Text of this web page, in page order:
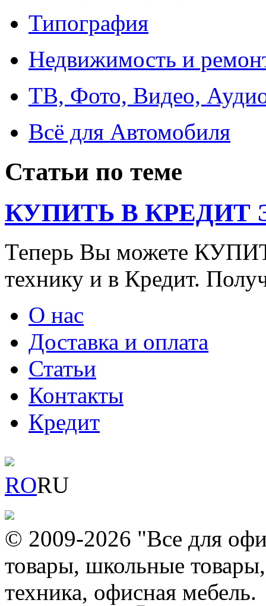
Типография
Недвижимость и
ТВ, Фото, Видео,
Всё для Автомобиля
Статьи по теме
КУПИТЬ В КРЕДИТ
Теперь Вы можете
технику и в Кредит.
О нас
Доставка и оплата
Статьи
Контакты
Кредит
RORU
© 2009-2026 "Все для
товары, школьные
техника, офисная мебель.